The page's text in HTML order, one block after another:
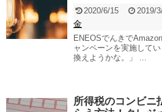
2020/6/15 2019/
金
ENEOSでんきで
ャンペーンを実施して
換えようかな。」 ...
所得税のコンビニ